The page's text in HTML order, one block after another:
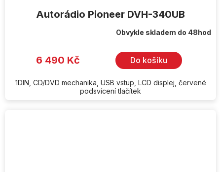
Autorádio Pioneer DVH-340UB
Obvykle skladem do 48hod
6 490 Kč Do košíku
1DIN, CD/DVD mechanika, USB vstup, LCD displej, červené
podsvícení tlačítek